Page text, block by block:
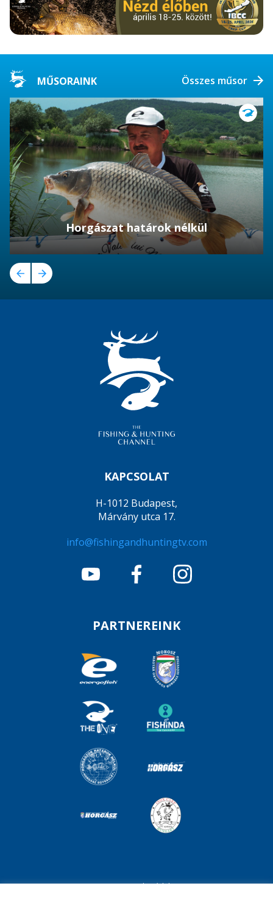
MŰSORAINK Összes műsor
Horgászat határok nélkül
KAPCSOLAT
H-1012 Budapest,
Márvány utca 17.
info@fishingandhuntingtv.com
PARTNEREINK
Impresszum Adatvédelem